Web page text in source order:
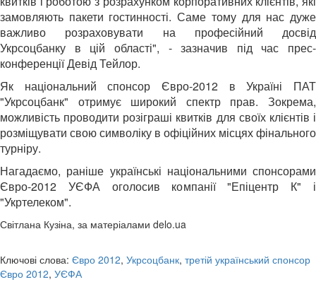
замовляють пакети гостинності. Саме тому для нас дуже
важливо розраховувати на професійний досвід
Укрсоцбанку в цій області", - зазначив під час прес-
конференції Девід Тейлор.
Як національний спонсор Євро-2012 в Україні ПАТ
"Укрсоцбанк" отримує широкий спектр прав. Зокрема,
можливість проводити розіграші квитків для своїх клієнтів і
розміщувати свою символіку в офіційних місцях фінального
турніру.
Нагадаємо, раніше українські національними спонсорами
Євро-2012 УЄФА оголосив компанії "Епіцентр К" і
"Укртелеком".
Світлана Кузіна, за матеріалами delo.ua
Ключові слова: Євро 2012, Укрсоцбанк, третій український спонсор
Євро 2012, УЄФА